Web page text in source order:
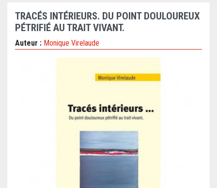
TRACÉS INTÉRIEURS. DU POINT DOULOUREUX
PÉTRIFIÉ AU TRAIT VIVANT.
Auteur : Monique Virelaude